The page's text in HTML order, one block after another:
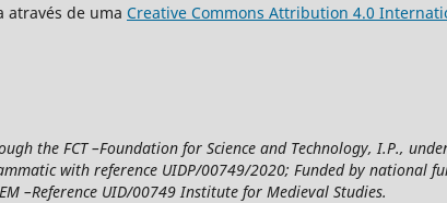
através de uma Creative Commons Attribution 4.0
the FCT –Foundation for Science and Technology, I.P.,
with reference UIDP/00749/2020; Funded by national
–Reference UID/00749 Institute for Medieval Studies.